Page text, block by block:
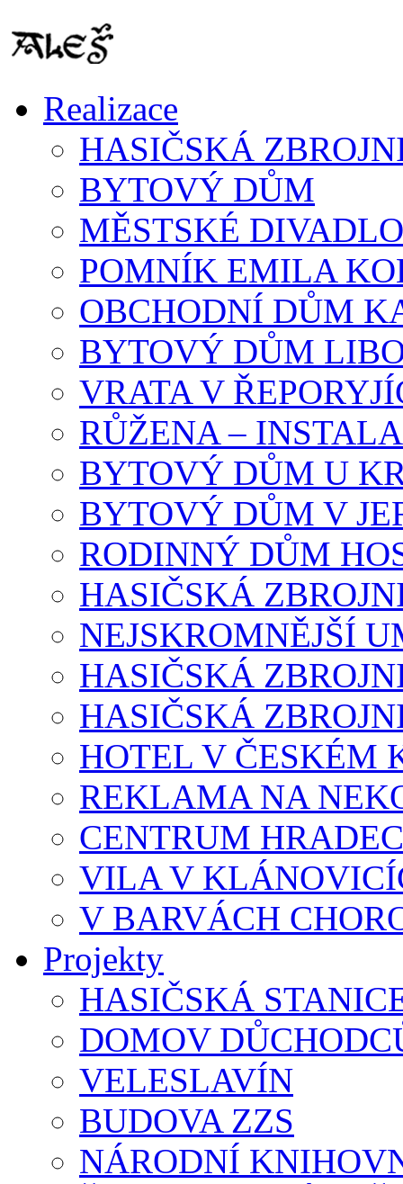
Realizace
HASIČSKÁ
BYTOVÝ DŮM
MĚSTSKÉ
POMNÍK EMILA
OBCHODNÍ DŮM
BYTOVÝ DŮM
VRATA V
RŮŽENA –
BYTOVÝ DŮM U
BYTOVÝ DŮM V
RODINNÝ DŮM
HASIČSKÁ
NEJSKROMNĚJŠÍ
HASIČSKÁ
HASIČSKÁ
HOTEL V ČESKÉM
REKLAMA NA
CENTRUM
VILA V
V BARVÁCH
Projekty
HASIČSKÁ
DOMOV
VELESLAVÍN
BUDOVA ZZS
NÁRODNÍ